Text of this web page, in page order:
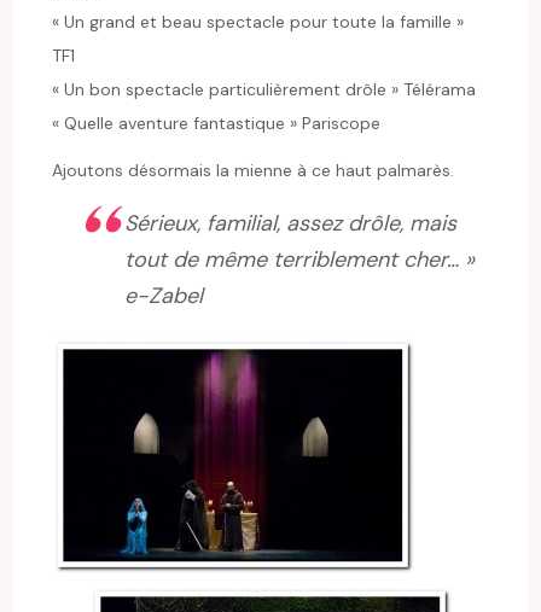
« Un grand et beau spectacle pour toute la famille »
TF1
« Un bon spectacle particulièrement drôle » Télérama
« Quelle aventure fantastique » Pariscope
Ajoutons désormais la mienne à ce haut palmarès.
Sérieux, familial, assez drôle, mais
tout de même terriblement cher… »
e-Zabel